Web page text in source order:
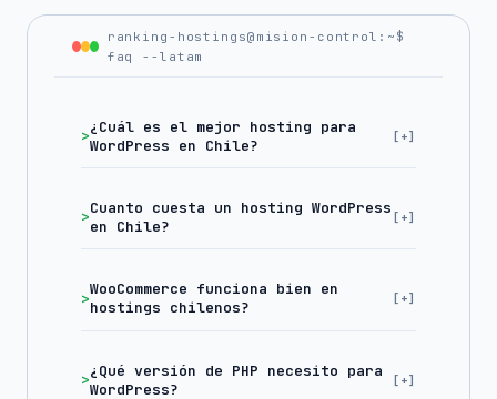
ranking-hostings@mision-control:~$
faq --latam
¿Cuál es el mejor hosting para
WordPress en Chile?
Cuanto cuesta un hosting WordPress
en Chile?
WooCommerce funciona bien en
hostings chilenos?
¿Qué versión de PHP necesito para
WordPress?